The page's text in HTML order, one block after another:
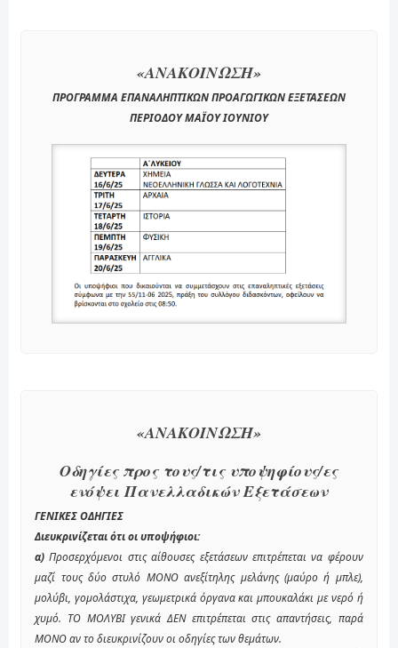
«ΑΝΑΚΟΙΝΩΣΗ»
ΠΡΟΓΡΑΜΜΑ ΕΠΑΝΑΛΗΠΤΙΚΩΝ ΠΡΟΑΓΩΓΙΚΩΝ ΕΞΕΤΑΣΕΩΝ
ΠΕΡΙΟΔΟΥ ΜΑΪΟΥ ΙΟΥΝΙΟΥ
«ΑΝΑΚΟΙΝΩΣΗ»
Οδηγίες προς τους/τις υποψηφίους/ες
ενόψει Πανελλαδικών Εξετάσεων
ΓΕΝΙΚΕΣ ΟΔΗΓΙΕΣ
Διευκρινίζεται ότι οι υποψήφιοι:
α) Προσερχόμενοι στις αίθουσες εξετάσεων επιτρέπεται να φέρουν
μαζί τους δύο στυλό ΜΟΝΟ ανεξίτηλης μελάνης (μαύρο ή μπλε),
μολύβι, γομολάστιχα, γεωμετρικά όργανα και μπουκαλάκι με νερό ή
χυμό. ΤΟ ΜΟΛΥΒΙ γενικά ΔΕΝ επιτρέπεται στις απαντήσεις, παρά
ΜΟΝΟ αν το διευκρινίζουν οι οδηγίες των θεμάτων.